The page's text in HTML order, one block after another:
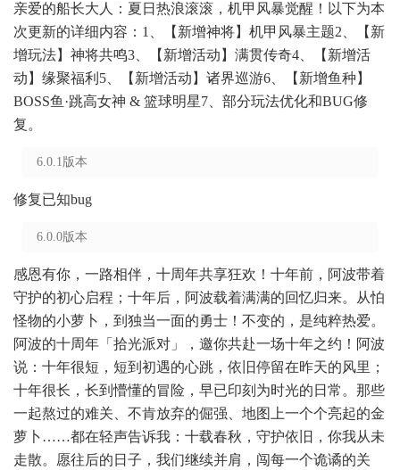
亲爱的船长大人：夏日热浪滚滚，机甲风暴觉醒！以下为本
次更新的详细内容：1、【新增神将】机甲风暴主题2、【新
增玩法】神将共鸣3、【新增活动】满贯传奇4、【新增活
动】缘聚福利5、【新增活动】诸界巡游6、【新增鱼种】
BOSS鱼·跳高女神 & 篮球明星7、部分玩法优化和BUG修
复。
6.0.1版本
修复已知bug
6.0.0版本
感恩有你，一路相伴，十周年共享狂欢！十年前，阿波带着
守护的初心启程；十年后，阿波载着满满的回忆归来。从怕
怪物的小萝卜，到独当一面的勇士！不变的，是纯粹热爱。
阿波的十周年「拾光派对」，邀你共赴一场十年之约！阿波
说：十年很短，短到初遇的心跳，依旧停留在昨天的风里；
十年很长，长到懵懂的冒险，早已印刻为时光的日常。那些
一起熬过的难关、不肯放弃的倔强、地图上一个个亮起的金
萝卜……都在轻声告诉我：十载春秋，守护依旧，你我从未
走散。愿往后的日子，我们继续并肩，闯每一个诡谲的关